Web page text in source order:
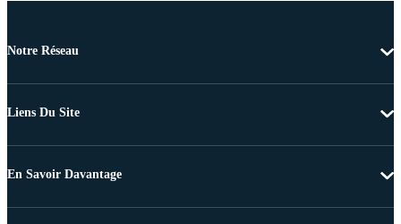
Notre Réseau
Liens Du Site
En Savoir Davantage